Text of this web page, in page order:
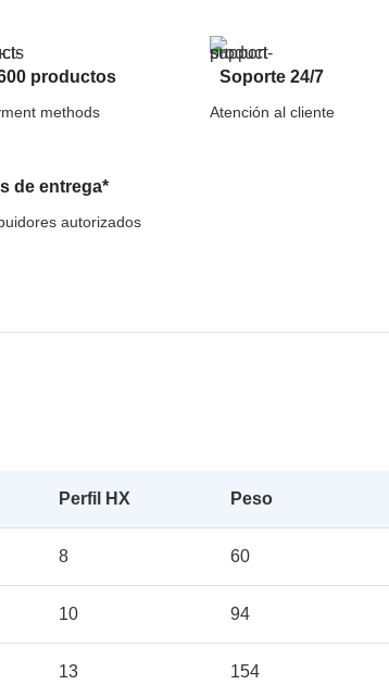
productos
methods
Soporte 24/7
Atención al cliente
de entrega*
autorizados
Perfil HX Peso
8 60
10 94
13 154